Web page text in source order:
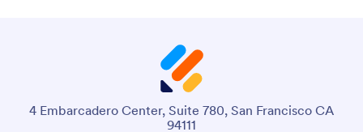
4 Embarcadero Center, Suite 780, San Francisco CA
94111